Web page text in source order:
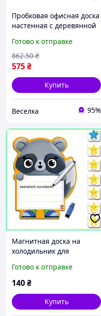
Пробковая офисная доска
настенная с деревянной
заметок и планирования
задач FLAME
Готово к отправке
575₴
862.50 ₴
Купить
Веселка 95%
Магнитная доска на
холодильник для
тренировки моторики в
подарок ребенку Енот с
Готово к отправке
140₴
Купить